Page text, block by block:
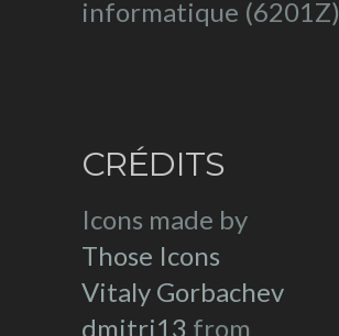
informatique (6201Z)
CRÉDITS
Icons made by
Those Icons
Vitaly Gorbachev
dmitri13 from